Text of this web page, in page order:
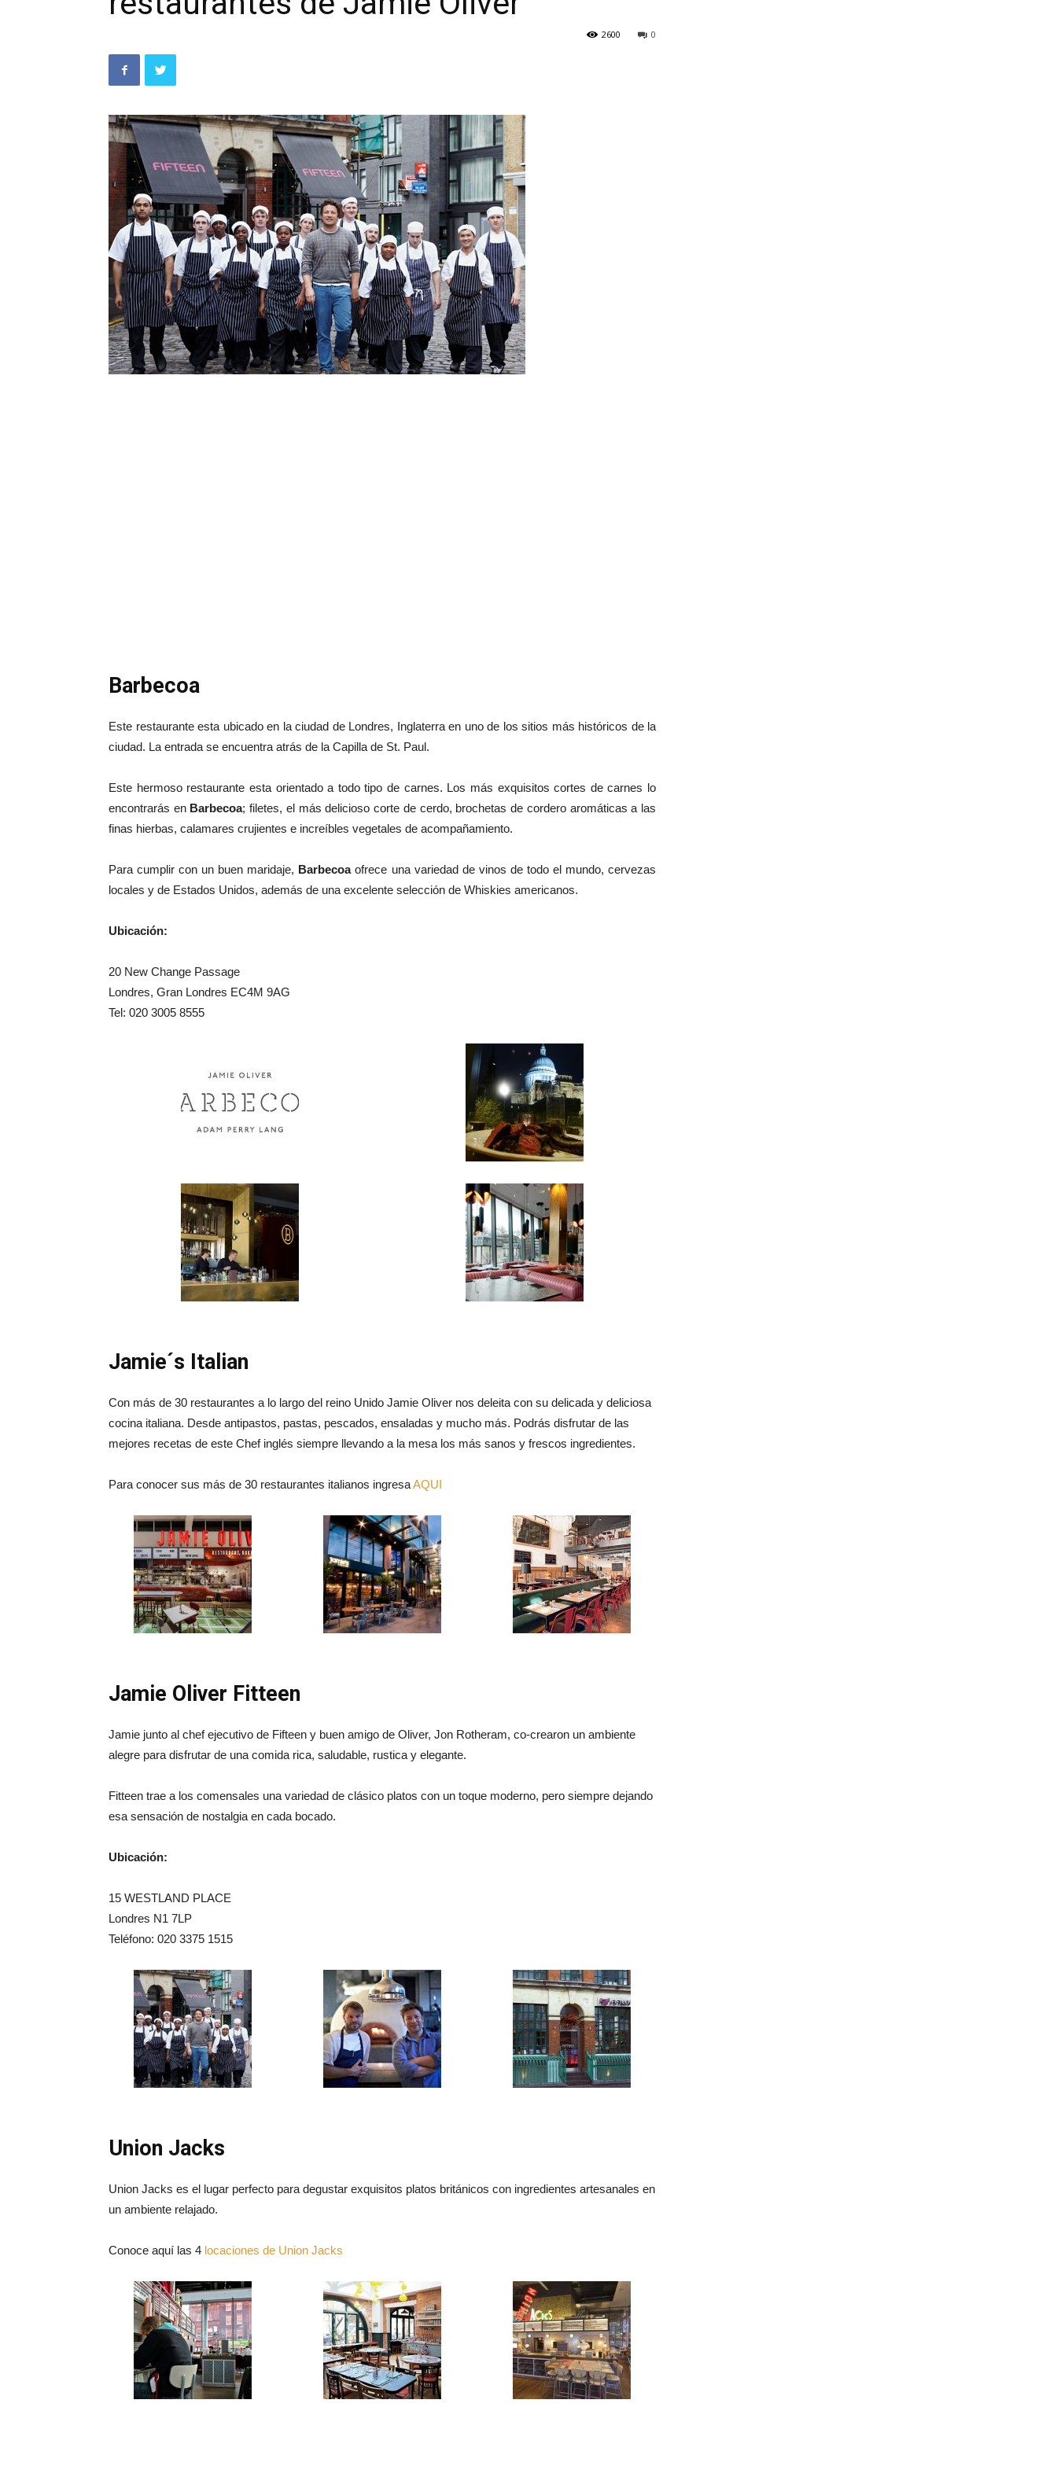
0
2600
Barbecoa
Este restaurante esta ubicado en la ciudad de Londres, Inglaterra en uno de los sitios más históricos de la
ciudad. La entrada se encuentra atrás de la Capilla de St. Paul.
Este hermoso restaurante esta orientado a todo tipo de carnes. Los más exquisitos cortes de carnes lo
encontrarás en Barbecoa; filetes, el más delicioso corte de cerdo, brochetas de cordero aromáticas a las
finas hierbas, calamares crujientes e increíbles vegetales de acompañamiento.
Para cumplir con un buen maridaje, Barbecoaofrece una variedad de vinos de todo el mundo, cervezas
locales y de Estados Unidos, además de una excelente selección de Whiskies americanos.
Ubicación:
20 New Change Passage
Londres, Gran Londres EC4M 9AG
Tel: 020 3005 8555
Jamie´s Italian
Con más de 30 restaurantes a lo largo del reino Unido Jamie Oliver nos deleita con su delicada y deliciosa
cocina italiana. Desde antipastos, pastas, pescados, ensaladas y mucho más. Podrás disfrutar de las
mejores recetas de este Chef inglés siempre llevando a la mesa los más sanos y frescos ingredientes.
Para conocer sus más de 30 restaurantes italianos ingresaAQUI
Jamie Oliver Fitteen
Jamie junto al chef ejecutivo de Fifteen y buen amigo de Oliver, Jon Rotheram, co-crearon un ambiente
alegre para disfrutar de una comida rica, saludable, rustica y elegante.
Fitteen trae a los comensales una variedad de clásico platos con un toque moderno, pero siempre dejando
esa sensación de nostalgia en cada bocado.
Ubicación:
15 WESTLAND PLACE
Londres N1 7LP
Teléfono: 020 3375 1515
Union Jacks
Union Jacks es el lugar perfecto para degustar exquisitos platos británicos con ingredientes artesanales en
un ambiente relajado.
Conoce aquí las 4 locaciones de Union Jacks